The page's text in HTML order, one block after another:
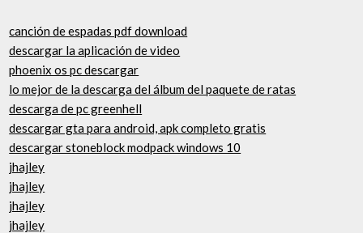
canción de espadas pdf download
descargar la aplicación de video
phoenix os pc descargar
lo mejor de la descarga del álbum del paquete de ratas
descarga de pc greenhell
descargar gta para android, apk completo gratis
descargar stoneblock modpack windows 10
jhajley
jhajley
jhajley
jhajley